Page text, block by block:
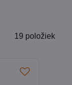
19 položiek